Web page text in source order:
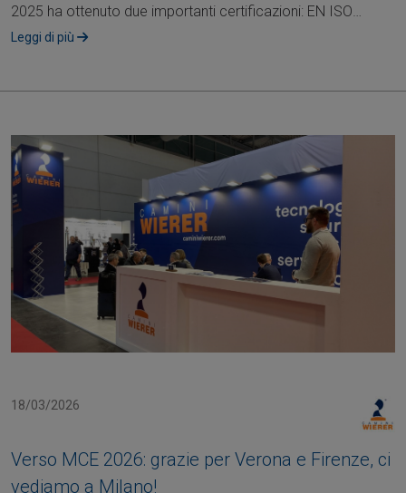
2025 ha ottenuto due importanti certificazioni: EN ISO
45001 e EN ISO 14001. Questi....
Leggi di più
18/03/2026
Verso MCE 2026: grazie per Verona e Firenze, ci
vediamo a Milano!